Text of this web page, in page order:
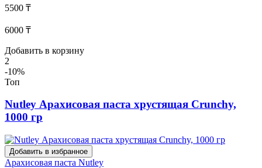
5500 ₸
6000 ₸
Добавить в корзину
2
-10%
Топ
Nutley Арахисовая паста хрустящая Crunchy,
1000 гр
Добавить в избранное
Арахисовая паста Nutley